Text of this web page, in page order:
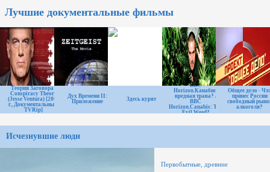
Лучшие документальные фильмы
Теория Заговора /
Conspiracy Theory
(Jesse Ventura) [2009
г., Документальный,
TVRip]
Дух Времени II:
Приложение
Здесь курят
ВВС
Horizon.Канабис:
вредная трава? /
BBC
Horizon.Canabis: The
Evil Weed?
Общее дело -
принес России
свободный
алкоголя?
Исчезнувшие люди
Первобытные, древние